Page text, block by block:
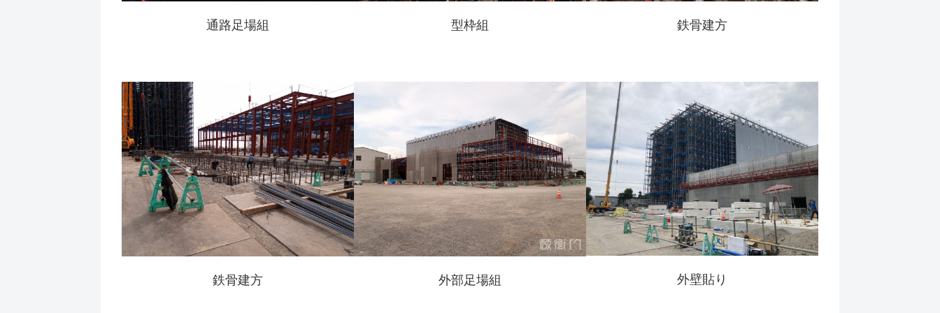
通路足場組 型枠組 鉄骨建方
鉄骨建方 外部足場組 外壁貼り